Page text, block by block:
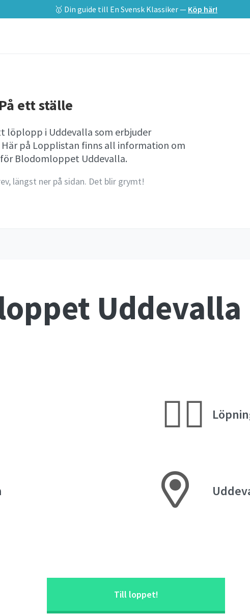
🥇 Din guide till En Svensk Klassiker — Köp här!
ett ställe
löplopp i Uddevalla som erbjuder
Här på Lopplistan finns all information om
Blodomloppet Uddevalla.
längst ner på sidan. Det blir grymt!
Uddevalla
🏃‍♀️
Till loppet!